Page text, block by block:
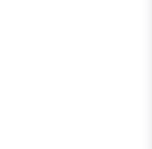
eventyr i Videbæk den kommende uge